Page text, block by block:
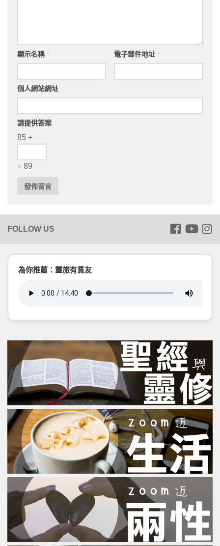
顯示名稱 電子郵件地址
個人網站網址
請提供答案
85 +
= 89
為你推薦：靈旅有貧友